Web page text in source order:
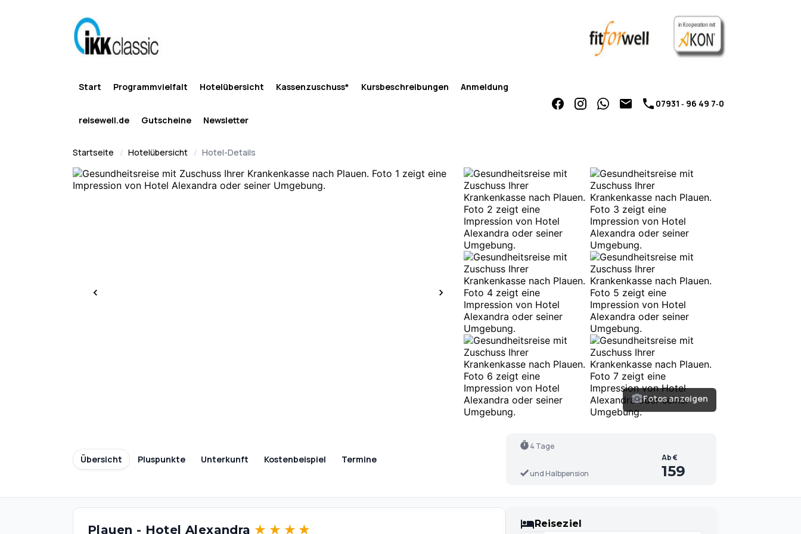
Start Programmvielfalt Hotelübersicht Kassenzuschuss* Kursbeschreibungen Anmeldung
reisewell.de Gutscheine Newsletter
07931 ‑ 96 49 7‑0
Startseite Hotelübersicht Hotel-Details
Fotos anzeigen
Übersicht Pluspunkte Unterkunft Kostenbeispiel Termine
4 Tage
und Halbpension
Ab €
159
Plauen - Hotel Alexandra ★ ★ ★★ Reiseziel